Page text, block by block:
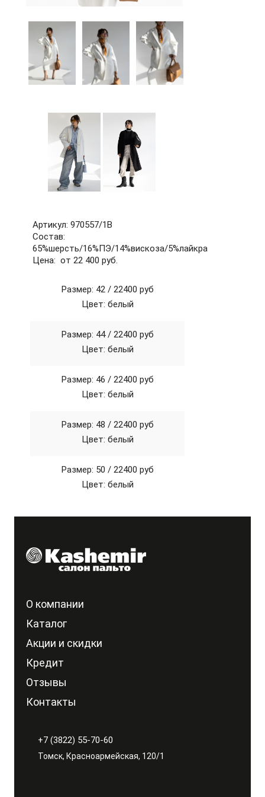
62
64
66
68
б/р
Артикул: 970557/1В
Состав:
65%шерсть/16%ПЭ/14%вискоза/5%лайкра
Цена: от 22 400 руб.
Размер: 42 / 22400 руб
Цвет: белый
Размер: 44 / 22400 руб
Цвет: белый
Размер: 46 / 22400 руб
Цвет: белый
Размер: 48 / 22400 руб
Цвет: белый
Размер: 50 / 22400 руб
Цвет: белый
О компании
Каталог
Акции и скидки
Кредит
Отзывы
Контакты
+7 (3822) 55-70-60
Томск, Красноармейская, 120/1